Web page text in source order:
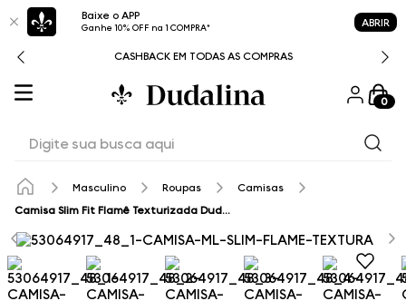
Baixe o APP
Ganhe 10% OFF na 1 COMPRA* ABRIR
CASHBACK EM TODAS AS COMPRAS
0
Masculino Roupas
Camisas
Camisa Slim Fit Flamê Texturizada Dudalina Masculina